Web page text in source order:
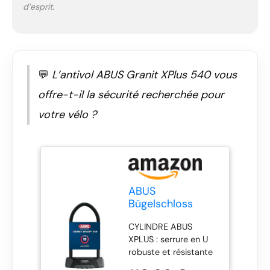
de 20 à 55 mm - le
horizontalement ou
d’esprit.
💬 L’antivol ABUS Granit XPlus 540 vous
offre-t-il la sécurité recherchée pour
votre vélo ?
ABUS
Bügelschloss
+ Support SH B,
Hauteur d'arceau
300 mm
CYLINDRE ABUS
XPLUS : serrure en U
robuste et résistante